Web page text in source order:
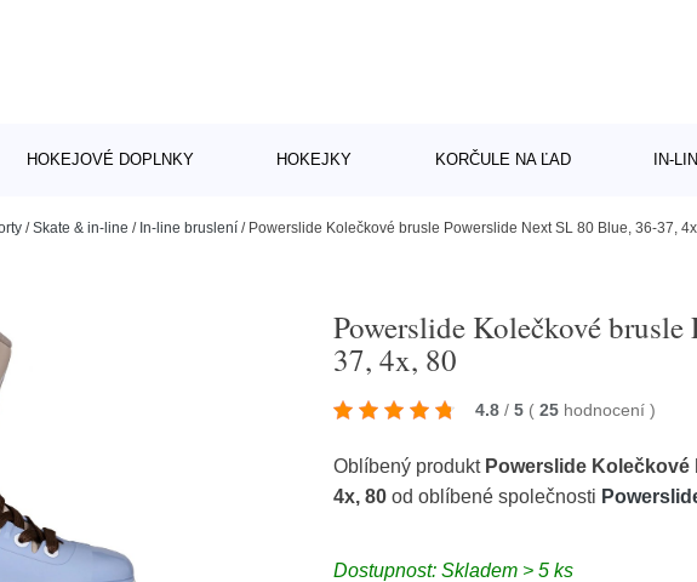
HOKEJOVÉ DOPLNKY HOKEJKY KORČULE NA ĽAD IN-
/Skate & in-line / In-line bruslení / Powerslide Kolečkové brusle Powerslide Next SL 80 Blue, 36-37,
Powerslide Kolečkové
37, 4x, 80
4.8 / 5 ( 25 hodnocení)
Oblíbený produkt Powerslide Kolečkové
4x, 80 od oblíbené společnosti
Dostupnost: Skladem > 5 ks